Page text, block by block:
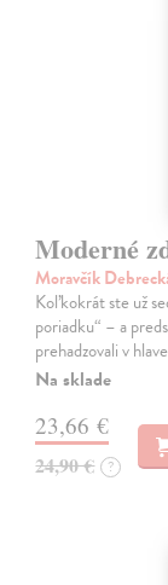
Moderné
Moravčík
Koľkokrát ste už
poriadku“ – a
prehadzovali v
Na sklade
23,66 €
24,90 € ?